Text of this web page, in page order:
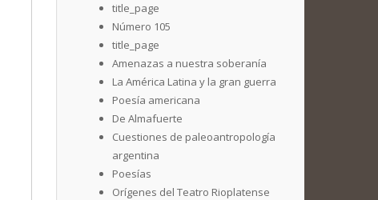
title_page
Número 105
title_page
Amenazas a nuestra soberanía
La América Latina y la gran guerra
Poesía americana
De Almafuerte
Cuestiones de paleoantropología
argentina
Poesías
Orígenes del Teatro Rioplatense